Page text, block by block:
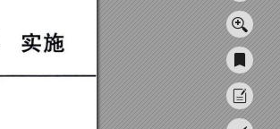
实施